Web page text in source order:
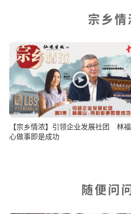
宗乡情
【宗乡情浓】引领企业发展社团 林
心做事即是成功
随便问